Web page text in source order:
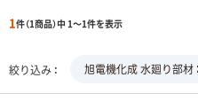
1件（1商品）中 1～1件を表示
絞り込み 旭電機化成 水廻り部材